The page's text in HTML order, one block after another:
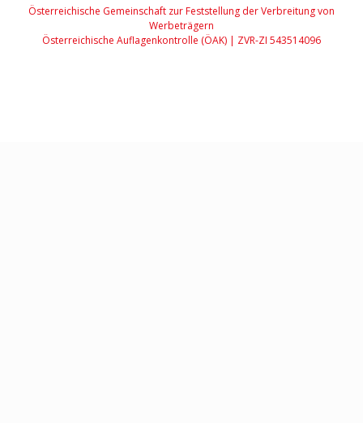
Österreichische Gemeinschaft zur Feststellung der Verbreitung von
Werbeträgern
Österreichische Auflagenkontrolle (ÖAK) | ZVR-ZI 543514096